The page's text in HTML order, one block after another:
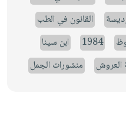
القانون في الطب
1984
ابن سينا
العروش منشورات الجمل